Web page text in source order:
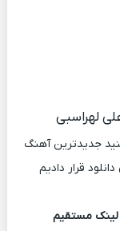
لهراسبی
جدیدترین آهنگ
قرار دادیم
لینک مستقیم